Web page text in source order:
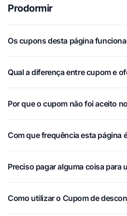
Prodormir
Os cupons desta página
Qual a diferença entre cupom e
Por que o cupom não foi aceito
Com que frequência esta página
Preciso pagar alguma coisa para
Como utilizar o Cupom de